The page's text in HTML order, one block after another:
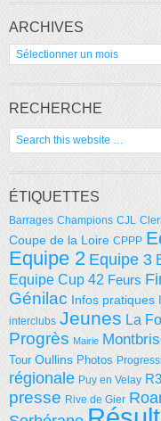
ARCHIVES
Archives
RECHERCHE
ÉTIQUETTES
Barrages Champions CJL
Coupe de la Loire CPPP
Equipe 2 Equipe 3
Equipe Cup 42 Feurs
Génilac Infos pratiques
interclubs Jeunes La
Progrès Mairie
Tour Oullins Photos
régionale Puy en Velay R3
presse Rive de Gier